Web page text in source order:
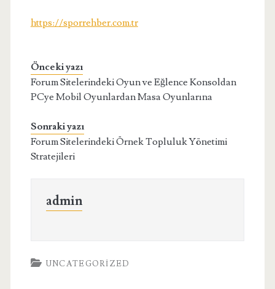
https://sporrehber.com.tr
Önceki yazı
Forum Sitelerindeki Oyun ve Eğlence Konsoldan
PCye Mobil Oyunlardan Masa Oyunlarına
Sonraki yazı
Forum Sitelerindeki Örnek Topluluk Yönetimi
Stratejileri
admin
UNCATEGORIZED